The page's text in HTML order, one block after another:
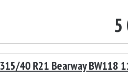
315/40 R21 Bearway BW118